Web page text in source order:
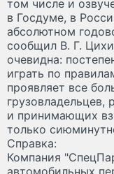
том числе и
в Госдуме, в
абсолютном
сообщил В. Г.
очевидна:
играть по
проявляет все
грузовладельцев,
и принимающих
только
Справка:
Компания